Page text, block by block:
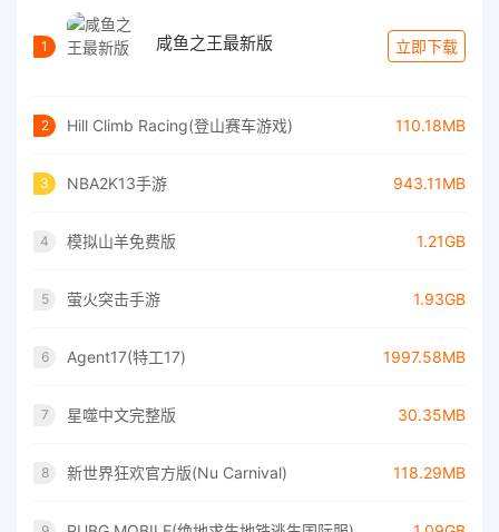
1 咸鱼之王最新版 立即下载
2 Hill Climb Racing(登山赛车游戏) 110.18MB
3 NBA2K13手游 943.11MB
4 模拟山羊免费版 1.21GB
5 萤火突击手游 1.93GB
6 Agent17(特工17) 1997.58MB
7 星噬中文完整版 30.35MB
8 新世界狂欢官方版(Nu Carnival) 118.29MB